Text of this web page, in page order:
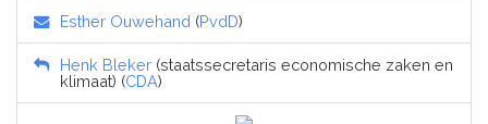
Esther Ouwehand (PvdD)
Henk Bleker (staatssecretaris economische zaken en
klimaat) (CDA)